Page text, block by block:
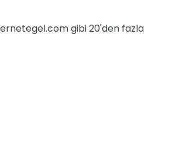
gibi 20'den fazla